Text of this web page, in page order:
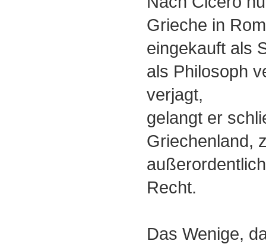
Grieche in
eingekauft als
als Philosoph
verjagt,
gelangt er
Griechenland,
Recht.
Das Wenige,